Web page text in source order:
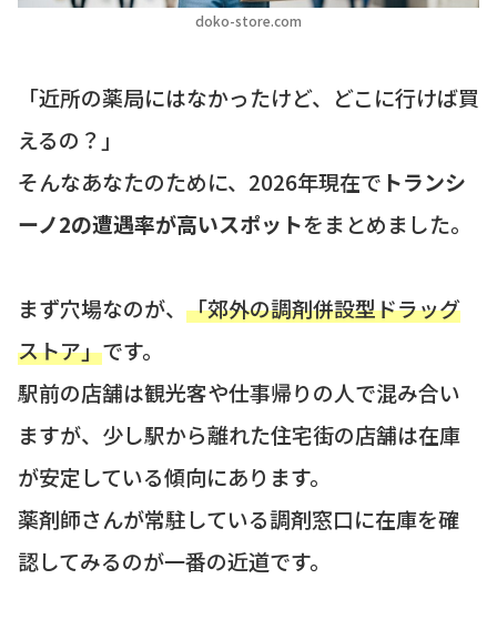
doko-store.com
「近所の薬局にはなかったけど、どこに行けば買
えるの？」
そんなあなたのために、2026年現在で トランシ
ーノ2の遭遇率が高いスポットをまとめました。
まず穴場なのが、 「郊外の調剤併設型ドラッグ
ストア」です。
駅前の店舗は観光客や仕事帰りの人で混み合い
ますが、少し駅から離れた住宅街の店舗は在庫
が安定している傾向にあります。
薬剤師さんが常駐している調剤窓口に在庫を確
認してみるのが一番の近道です。